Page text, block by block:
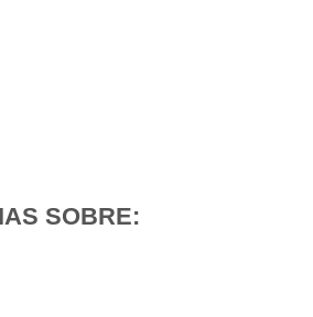
SOBRE: